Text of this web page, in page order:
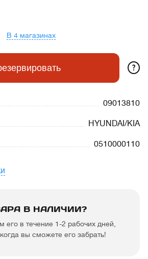
В 4 магазинах
?
09013810
HYUNDAI/KIA
0510000110
В НАЛИЧИИ?
его в течение 1-2 рабочих дней,
вы сможете его забрать!